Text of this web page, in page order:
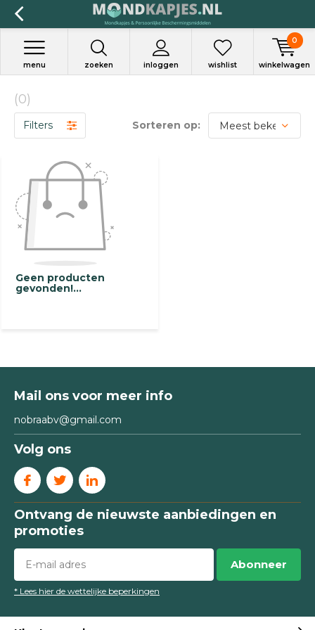
zoeken inloggen
menu wishlist winkelwagen
0
(0)
Filters Sorteren op:
Geen producten
gevonden!...
Mail ons voor meer info
nobraabv@gmail.com
Volg ons
Ontvang de nieuwste aanbiedingen en
promoties
Abonneer
* Lees hier de wettelijke beperkingen